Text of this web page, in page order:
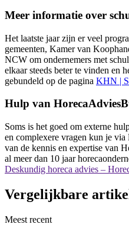
Meer informatie over
Het laatste jaar zijn er veel
gemeenten, Kamer van
NCW om ondernemers met
elkaar steeds beter te vinden en
gebundeld op de pagina KHN |
Hulp van
Soms is het goed om externe
en complexere vragen kun je
van de kennis en expertise van
al meer dan 10 jaar
Deskundig horeca advies –
Vergelijkbare
Meest recent